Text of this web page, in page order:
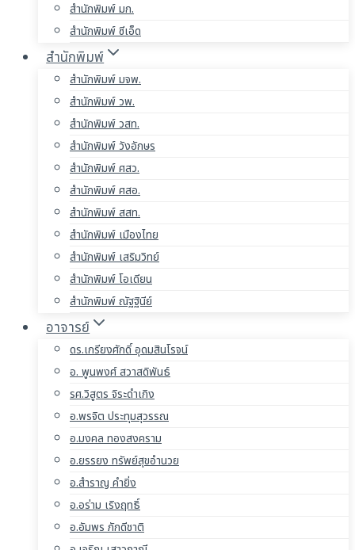
สำนักพิมพ์ มก.
สำนักพิมพ์ ซีเอ็ด
สำนักพิมพ์
สำนักพิมพ์ มจพ.
สำนักพิมพ์ วพ.
สำนักพิมพ์ วสท.
สำนักพิมพ์ วังอักษร
สำนักพิมพ์ ศสว.
สำนักพิมพ์ ศสอ.
สำนักพิมพ์ สสท.
สำนักพิมพ์ เมืองไทย
สำนักพิมพ์ เสริมวิทย์
สำนักพิมพ์ โอเดียน
สำนักพิมพ์ ณัฐฐินีย์
อาจารย์
ดร.เกรียงศักดิ์ อุดมสินโรจน์
อ. พูนพงศ์ สวาสดิพันธ์
รศ.วิสูตร จิระดำเกิง
อ.พรจิต ประทุมสุวรรณ
อ.มงคล ทองสงคราม
อ.ยรรยง ทรัพย์สุขอำนวย
อ.สำราญ คำยิ่ง
อ.อร่าม เริงฤทธิ์
อ.อัมพร ภักดีชาติ